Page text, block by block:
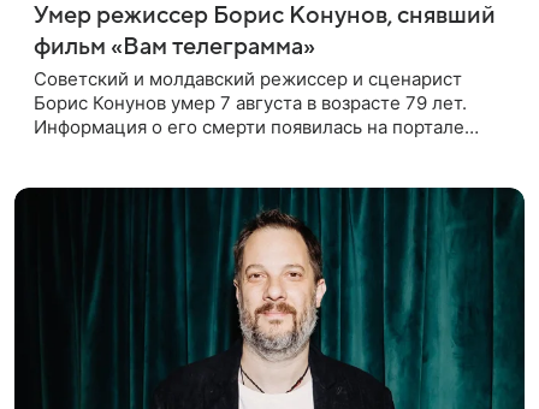
Умер режиссер Борис Конунов, снявший
фильм «Вам телеграмма»
Советский и молдавский режиссер и сценарист
Борис Конунов умер 7 августа в возрасте 79 лет.
Информация о его смерти появилась на портале